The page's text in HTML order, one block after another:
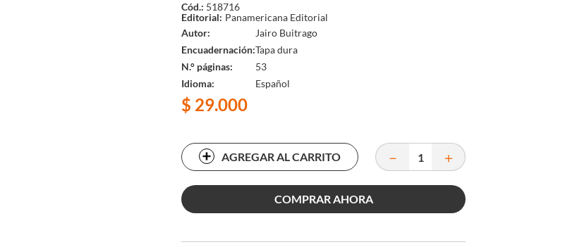
Panamericana Editorial
518716
Autor
Encuadernación
N.° páginas
Idioma
Jairo Buitrago
Tapa dura
53
Español
$ 29.000
AGREGAR AL CARRITO ＋
－
COMPRAR AHORA